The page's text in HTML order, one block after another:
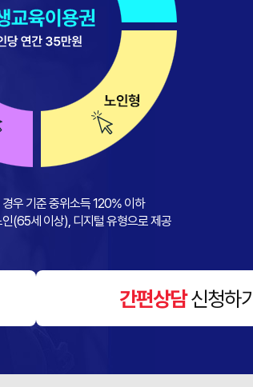
우 기준 중위소득 120% 이하
(65세 이상), 디지털 유형으로 제공
간편상담 신청하